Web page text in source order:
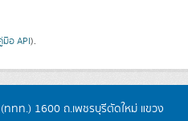
มือ API).
ททท.) 1600 ถ.เพชรบุรีตัดใหม่ แขวง